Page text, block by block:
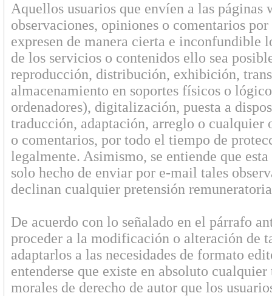
Aquellos usuarios que envíen a las páginas
observaciones, opiniones o comentarios
expresen de manera cierta e inconfundible
de los servicios o contenidos ello sea
reproducción, distribución, exhibición,
almacenamiento en soportes físicos o
ordenadores), digitalización, puesta a
traducción, adaptación, arreglo o cualquier
o comentarios, por todo el tiempo de
legalmente. Asimismo, se entiende que
solo hecho de enviar por e-mail tales
declinan cualquier pretensión
De acuerdo con lo señalado en el párrafo
proceder a la modificación o alteración de
adaptarlos a las necesidades de formato
entenderse que existe en absoluto
morales de derecho de autor que los